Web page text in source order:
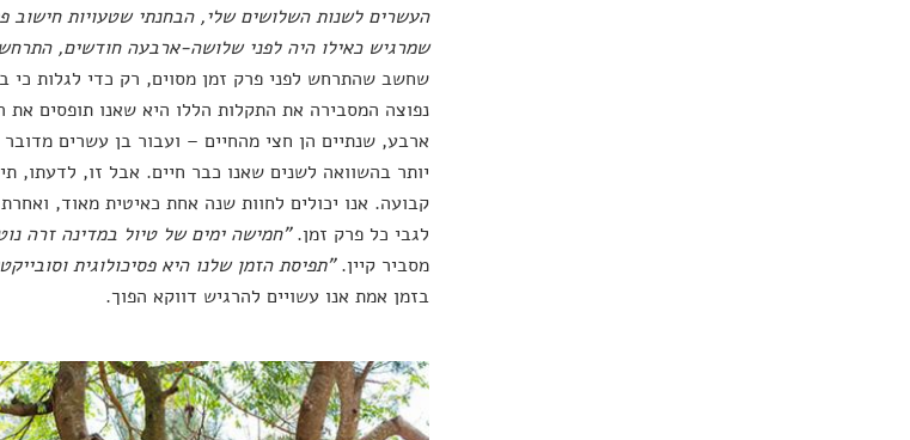
העשרים לשנות השלושים שלי, הבחנתי שטעויות חישוב
שמרגיש כאילו היה לפני שלושה-ארבעה חודשים,
שחשב שהתרחש לפני פרק זמן מסוים, רק כדי לגלות כי
נפוצה המסבירה את התקלות הללו היא שאנו תופסים את
ארבע, שנתיים הן חצי מהחיים – ועבור בן עשרים
יותר בהשוואה לשנים שאנו כבר חיים. אבל זו, לדעתו,
קבועה. אנו יכולים לחוות שנה אחת כאיטית מאוד,
לגבי כל פרק זמן."חמישה ימים של טיול במדינה זרה
מסביר קיין."תפיסת הזמן שלנו היא פסיכולוגית
בזמן אמת אנו עשויים להרגיש דווקא הפוך.